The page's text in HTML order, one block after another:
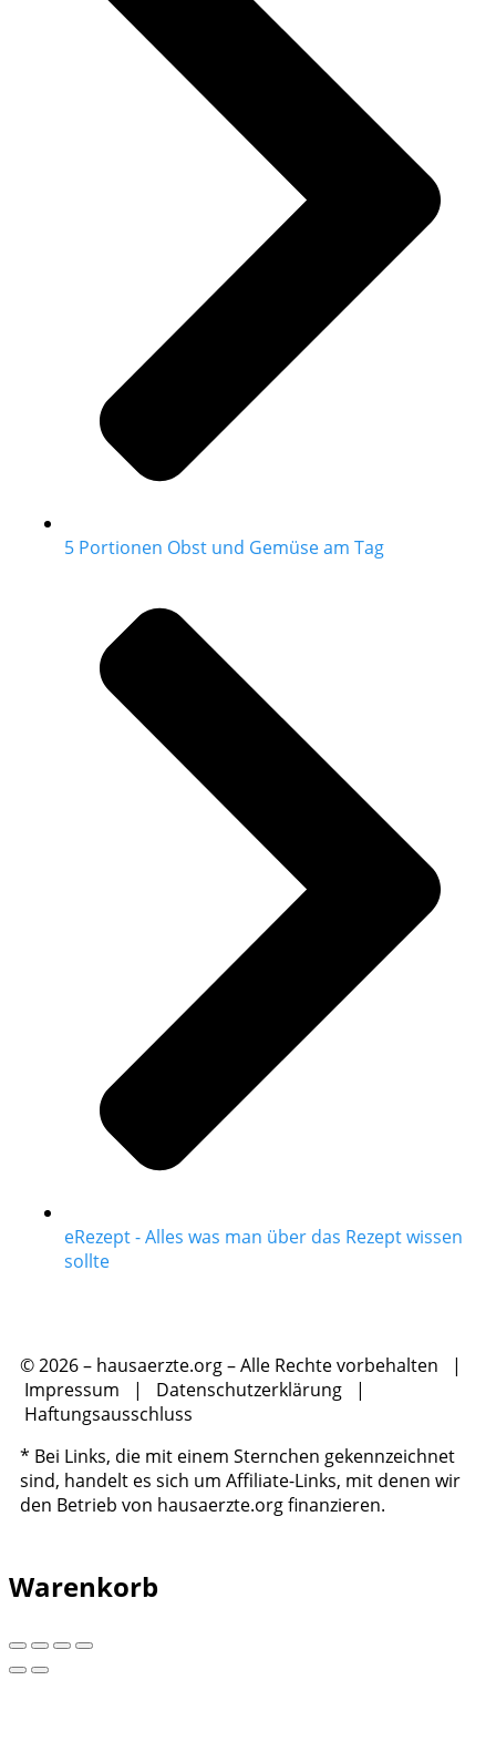
5 Portionen Obst und Gemüse am Tag
eRezept - Alles was man über das Rezept wissen
sollte
© 2026 – hausaerzte.org – Alle Rechte vorbehalten |
Impressum | Datenschutzerklärung |
Haftungsausschluss
* Bei Links, die mit einem Sternchen gekennzeichnet
sind, handelt es sich um Affiliate-Links, mit denen wir
den Betrieb von hausaerzte.org finanzieren.
Warenkorb